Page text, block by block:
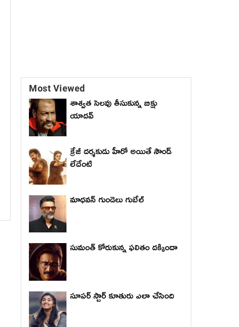
Most Viewed
శాశ్వత సెలవు తీసుకున్న బిక్షు
యాదవ్
క్రేజీ దర్శకుడు హీరో అయితే సౌండ్
లేదేంటి
మాధ‌వ‌న్ గుండెలు గుబేల్‌
సుమంత్ కోరుకున్న ఫలితం దక్కిందా
సూపర్ స్టార్ కూతురు ఎలా చేసింది